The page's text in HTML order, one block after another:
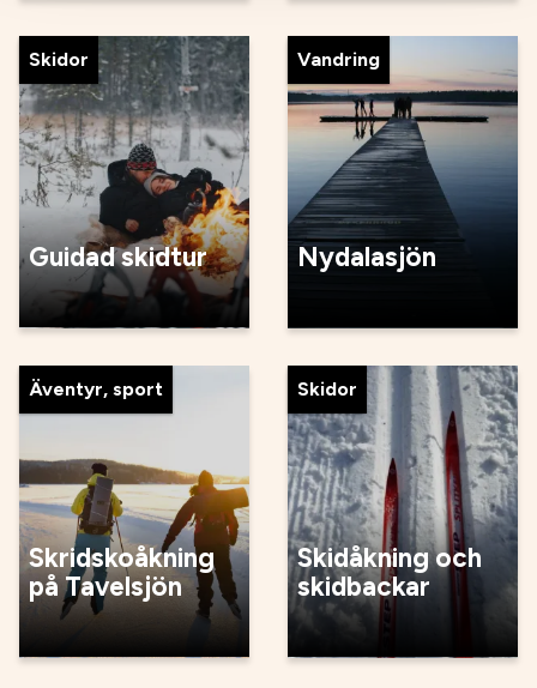
Skidor
Guidad skidtur
Vandring
Nydalasjön
Äventyr, sport
Skridskoåkning
på Tavelsjön
Skidor
Skidåkning och
skidbackar